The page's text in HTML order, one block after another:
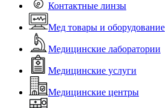
Контактные линзы
Мед товары и оборудование
Медицинские лаборатории
Медицинские услуги
Медицинские центры